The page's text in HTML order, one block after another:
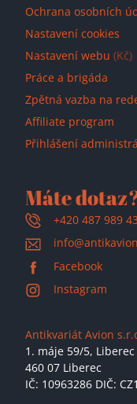
Ochrana osobních
Nastavení cookies
Nastavení webu (Kč)
Práce a brigáda
Zpětná vazba na
Affiliate program
Přihlášení
Máte
+420 487 989
Facebook
Instagram
Antikvariát Avion
1. máje 59/5, Liberec
460 07 Liberec
IČ: 10963286 DIČ: